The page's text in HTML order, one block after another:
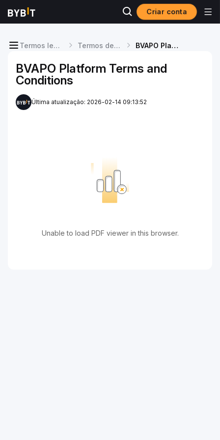
Criar conta
Termos legais Termos de Serviço BVAPO Platform Terms and Conditions
BVAPO Platform Terms and
Conditions
Última atualização: 2026-02-14 09:13:52
Unable to load PDF viewer in this browser.